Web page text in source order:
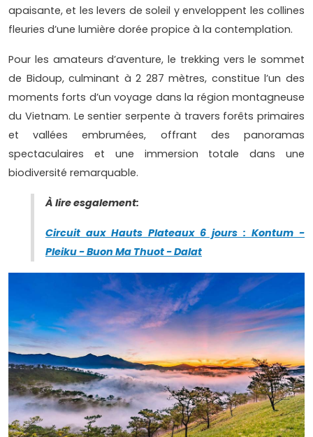
apaisante, et les levers de soleil y enveloppent les collines
fleuries d’une lumière dorée propice à la contemplation.
Pour les amateurs d’aventure, le trekking vers le sommet
de Bidoup, culminant à 2 287 mètres, constitue l’un des
moments forts d’un voyage dans la région montagneuse
du Vietnam. Le sentier serpente à travers forêts primaires
et vallées embrumées, offrant des panoramas
spectaculaires et une immersion totale dans une
biodiversité remarquable.
À lire esgalement:
Circuit aux Hauts Plateaux 6 jours : Kontum -
Pleiku - Buon Ma Thuot - Dalat